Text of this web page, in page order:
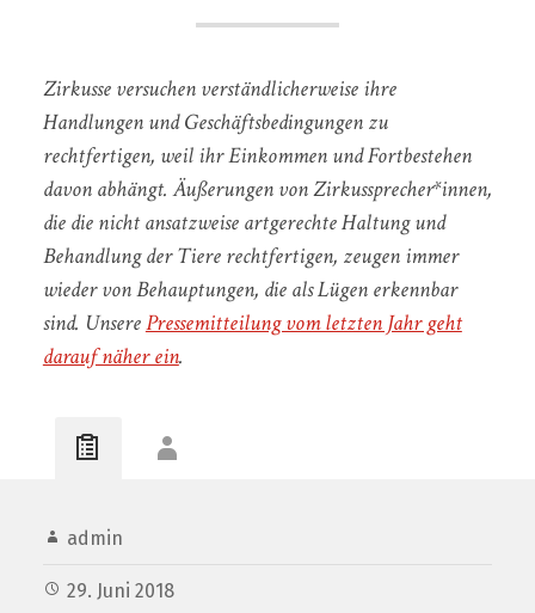
Zirkusse versuchen verständlicherweise ihre
Handlungen und Geschäftsbedingungen zu
rechtfertigen, weil ihr Einkommen und Fortbestehen
davon abhängt. Äußerungen von Zirkussprecher*innen,
die die nicht ansatzweise artgerechte Haltung und
Behandlung der Tiere rechtfertigen, zeugen immer
wieder von Behauptungen, die als Lügen erkennbar
sind. UnserePressemitteilung vom letzten Jahr geht
darauf näher ein.
admin
29. Juni 2018